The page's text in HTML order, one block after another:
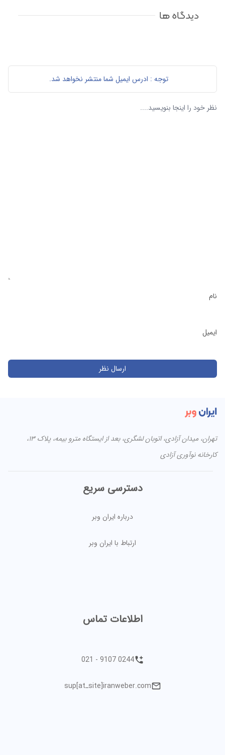
دیدگاه ها
توجه : ادرس ایمیل شما منتشر نخواهد شد.
نام
ایمیل
تهران، میدان آزادی، اتوبان لشگری، بعد از ایستگاه مترو بیمه، پلاک ۱۳،
کارخانه نوآوری آزادی
دسترسی سریع
درباره ایران وبر
ارتباط با ایران وبر
اطلاعات تماس
021 - 9107 0244
sup[atـsite]iranweber.com